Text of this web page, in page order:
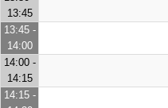
13:45
13:45 -
14:00
14:00 -
14:15
14:15 -